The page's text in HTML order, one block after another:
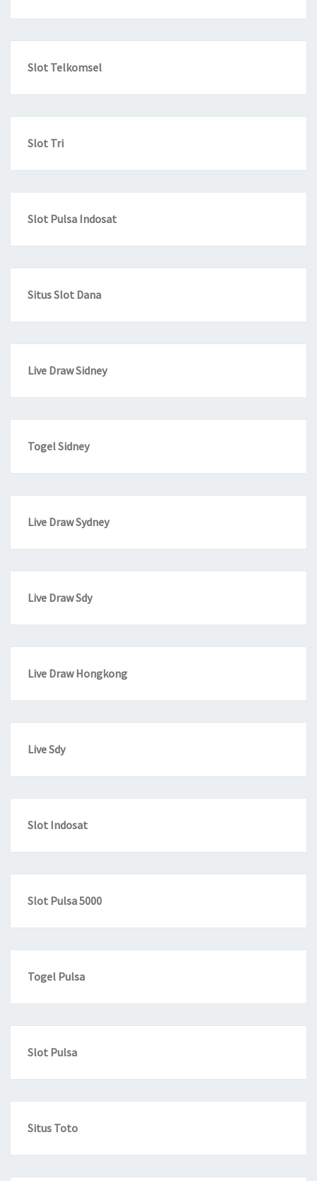
Slot Telkomsel
Slot Tri
Slot Pulsa Indosat
Situs Slot Dana
Live Draw Sidney
Togel Sidney
Live Draw Sydney
Live Draw Sdy
Live Draw Hongkong
Live Sdy
Slot Indosat
Slot Pulsa 5000
Togel Pulsa
Slot Pulsa
Situs Toto